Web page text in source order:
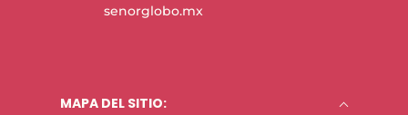
senorglobo.mx
MAPA DEL SITIO: